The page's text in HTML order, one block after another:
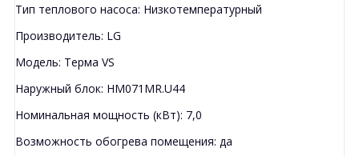
Тип теплового насоса: Низкотемпературный
Производитель: LG
Модель: Терма VS
Наружный блок: HM071MR.U44
Номинальная мощность (кВт): 7,0
Возможность обогрева помещения: да